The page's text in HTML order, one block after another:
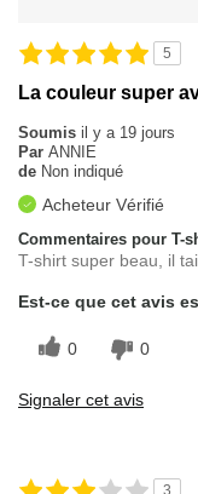
5
La couleur super
Soumis il y a 19 jours
Par ANNIE
de Non indiqué
Acheteur Vérifié
Commentaires pour T-
T-shirt super beau, il
Est-ce que cet avis
0 0
Signaler cet avis
3